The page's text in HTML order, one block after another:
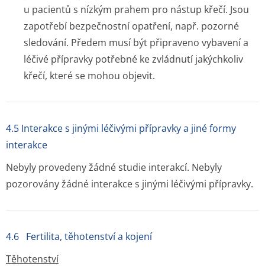
u pacientů s nízkým prahem pro nástup křečí. Jsou
zapotřebí bezpečnostní opatření, např. pozorné
sledování. Předem musí být připraveno vybavení a
léčivé přípravky potřebné ke zvládnutí jakýchkoliv
křečí, které se mohou objevit.
4.5 Interakce s jinými léčivými přípravky a jiné formy
interakce
Nebyly provedeny žádné studie interakcí. Nebyly
pozorovány žádné interakce s jinými léčivými přípravky.
4.6 Fertilita, těhotenství a kojení
Těhotenství